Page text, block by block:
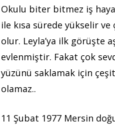
Okulu biter bitmez iş
ile kısa sürede yükselir
olur. Leyla’ya ilk görüşte
evlenmiştir. Fakat çok
yüzünü saklamak için
olamaz..
11 Şubat 1977 Mersin